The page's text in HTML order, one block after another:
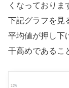
くなっておりま
下記グラフを見
平均値が押し下
干高めであるこ